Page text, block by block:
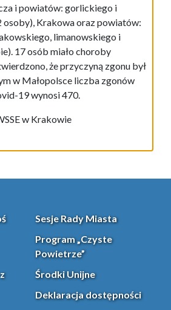
i powiatów: gorlickiego i
osoby), Krakowa oraz powiatów:
limanowskiego i
17 osób miało choroby
że przyczyną zgonu był
w Małopolsce liczba zgonów
19 wynosi 470.
w Krakowie
Sesje Rady Miasta
Program „Czyste
Powietrze”
Środki Unijne
Deklaracja dostępności